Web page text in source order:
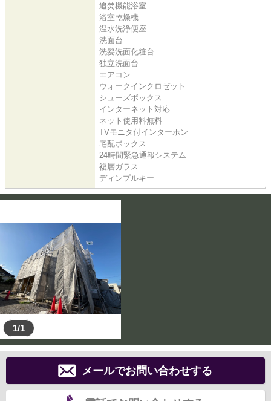
追焚機能浴室
浴室乾燥機
温水洗浄便座
洗面台
洗髪洗面化粧台
独立洗面台
エアコン
ウォークインクロゼット
シューズボックス
インターネット対応
ネット使用料無料
TVモニタ付インターホン
宅配ボックス
24時間緊急通報システム
複層ガラス
ディンプルキー
1/1
メールでお問い合わせする